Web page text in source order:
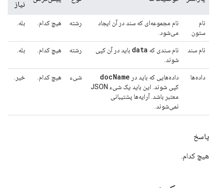
نیاز
نام
ستون
نام مجموعه‌ای که سند در آن ایجاد
می‌شود.
رشته هیچ کدام. بله.
نام سند نام سندی که data باید در آن کپی
شوند.
رشته هیچ کدام. بله.
داده‌ها داده‌هایی که باید در docName
کپی شوند. این باید یک شیء JSON
معتبر باشد. آرایه‌ها پشتیبانی
نمی‌شوند.
شیء هیچ کدام. خیر.
پاسخ
هیچ کدام.